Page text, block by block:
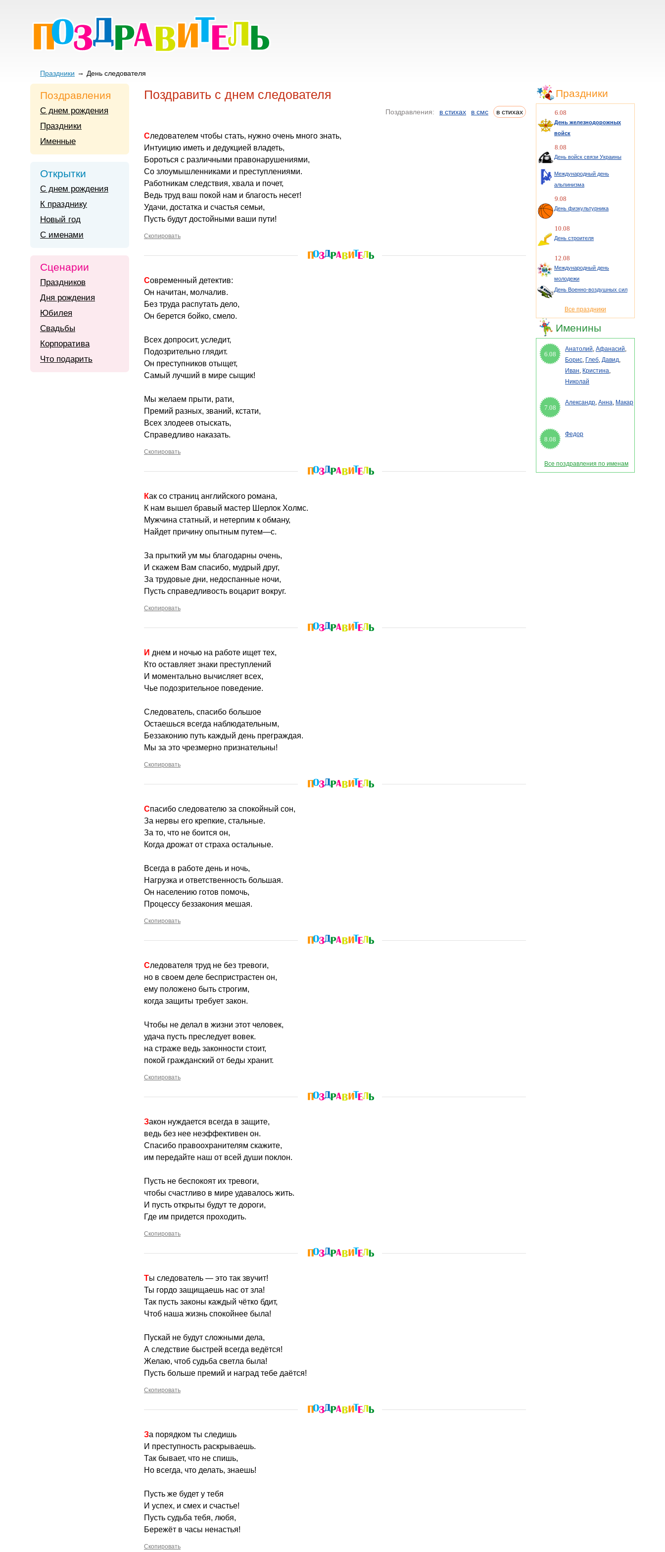
Праздники День следователя
Поздравить с днем следователя
Поздравления: в стихах в смс в стихах
Следователем чтобы стать, нужно очень много знать,
Интуицию иметь и дедукцией владеть,
Бороться с различными правонарушениями,
Со злоумышленниками и преступлениями.
Работникам следствия, хвала и почет,
Ведь труд ваш покой нам и благость несет!
Удачи, достатка и счастья семьи,
Пусть будут достойными ваши пути!
Скопировать
Современный детектив:
Он начитан, молчалив.
Без труда распутать дело,
Он берется бойко, смело.
Всех допросит, уследит,
Подозрительно глядит.
Он преступников отыщет,
Самый лучший в мире сыщик!
Мы желаем прыти, рати,
Премий разных, званий, кстати,
Всех злодеев отыскать,
Справедливо наказать.
Скопировать
Как со страниц английского романа,
К нам вышел бравый мастер Шерлок Холмс.
Мужчина статный, и нетерпим к обману,
Найдет причину опытным путем—с.
За прыткий ум мы благодарны очень,
И скажем Вам спасибо, мудрый друг,
За трудовые дни, недоспанные ночи,
Пусть справедливость воцарит вокруг.
Скопировать
И днем и ночью на работе ищет тех,
Кто оставляет знаки преступлений
И моментально вычисляет всех,
Чье подозрительное поведение.
Следователь, спасибо большое
Остаешься всегда наблюдательным,
Беззаконию путь каждый день преграждая.
Мы за это чрезмерно признательны!
Скопировать
Спасибо следователю за спокойный сон,
За нервы его крепкие, стальные.
За то, что не боится он,
Когда дрожат от страха остальные.
Всегда в работе день и ночь,
Нагрузка и ответственность большая.
Он населению готов помочь,
Процессу беззакония мешая.
Скопировать
Следователя труд не без тревоги,
но в своем деле беспристрастен он,
ему положено быть строгим,
когда защиты требует закон.
Чтобы не делал в жизни этот человек,
удача пусть преследует вовек.
на страже ведь законности стоит,
покой гражданский от беды хранит.
Скопировать
Закон нуждается всегда в защите,
ведь без нее неэффективен он.
Спасибо правоохранителям скажите,
им передайте наш от всей души поклон.
Пусть не беспокоят их тревоги,
чтобы счастливо в мире удавалось жить.
И пусть открыты будут те дороги,
Где им придется проходить.
Скопировать
Ты следователь — это так звучит!
Ты гордо защищаешь нас от зла!
Так пусть законы каждый чётко бдит,
Чтоб наша жизнь спокойнее была!
Пускай не будут сложными дела,
А следствие быстрей всегда ведётся!
Желаю, чтоб судьба светла была!
Пусть больше премий и наград тебе даётся!
Скопировать
За порядком ты следишь
И преступность раскрываешь.
Так бывает, что не спишь,
Но всегда, что делать, знаешь!
Пусть же будет у тебя
И успех, и смех и счастье!
Пусть судьба тебя, любя,
Бережёт в часы ненастья!
Скопировать
Поздравления
С днем рождения
Праздники
Именные
Открытки
С днем рождения
К празднику
Новый год
С именами
Сценарии
Праздников
Дня рождения
Юбилея
Свадьбы
Корпоратива
Что подарить
Праздники
6.08
День железнодорожных
войск
8.08
День войск связи Украины
Международный день
альпинизма
9.08
День физкультурника
10.08
День строителя
12.08
Международный день
молодежи
День Военно-воздушных сил
Все праздники
Именины
6.08
Анатолий, Афанасий,
Борис, Глеб, Давид,
Иван, Кристина,
Николай
7.08
Александр, Анна, Макар
8.08
Федор
Все поздравления по именам